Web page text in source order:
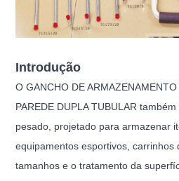
Introdução
O GANCHO DE
PAREDE DUPLA TUBULAR
pesado, projetado para armazenar
equipamentos esportivos, carrinhos
tamanhos e o tratamento da